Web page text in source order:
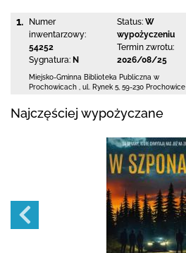
1.
Numer
inwentarzowy:
54252
Sygnatura: N
Status: W
wypożyczeniu
Termin zwrotu:
2026/08/25
Miejsko-Gminna Biblioteka Publiczna w
Prochowicach
ul. Rynek 5 59-230 Prochowice
Najczęściej wypożyczane